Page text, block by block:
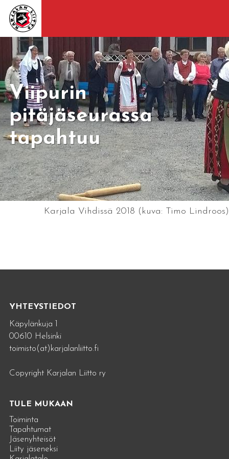
Viipurin
pitäjäseurassa
tapahtuu
Karjala Vihdissä 2018 (kuva: Timo Lindroos)
YHTEYSTIEDOT
Käpylänkuja 1
00610 Helsinki
toimisto(at)karjalanliitto.fi
Copyright Karjalan Liitto ry
TULE MUKAAN
Toiminta
Tapahtumat
Jäsenyhteisöt
Liity jäseneksi